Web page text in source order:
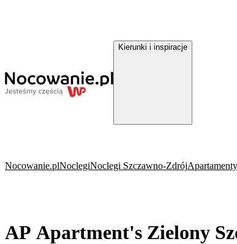
Kierunki i inspiracje
Nocowanie.plNoclegiNoclegi Szczawno-Zdrój
AP Apartment's Zielony